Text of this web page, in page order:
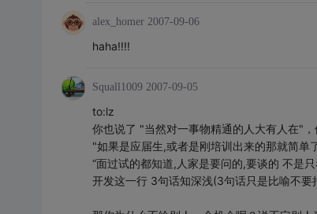
alex_homer 2007-09-06
haha!!!!
Squall1009 2007-09-05
to:lz
你也说了 "当然对一事物精通的人大有人在"，
"如果是应届生,或者是刚培训出来的那就简单
“面过试的都知道,人家是要问的,要谈的 不是
开发这一行 3句话知深浅(3句话只是比喻不要